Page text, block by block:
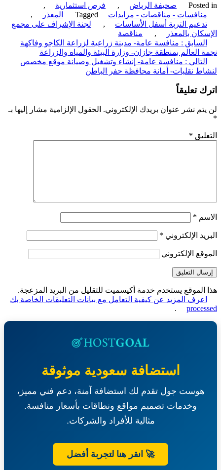
صحيفة الرياض , فرص استثمارية
,
- مناقصات - مزايدات
Tagged المعذر
,
التربة أسفل الأساسات
,
لجنة الإشراف على مجمع
بالمعذر
, مناقصة
: منافسة عامة- مدينة زراعية لزراعة الكاجو وفاكهة
العالم بمنطقة جازان- وزارة البيئة والمياه والزراعة
:منافسة عامة- إنشاء وتشغيل وصيانة موقع مخصص
نقليات- أمانة محافظة حفر الباطن
تعليقاً
نشر عنوان بريدك الإلكتروني. الحقول الإلزامية مشار إليها بـ
*
*
الإلكتروني *
الإلكتروني
يستخدم خدمة أكيسميت للتقليل من البريد المزعجة.
المزيد عن كيفية التعامل مع بيانات التعليقات الخاصة بك
.
استضافة سعودية موثوقة
هوست جول تقدم لك استضافة آمنة، دعم فني مميز،
وخدمات تصميم مواقع ونطاقات بأسعار منافسة.
مثالية للأفراد والشركات.
🚀 انقر هنا لتجربة أفضل